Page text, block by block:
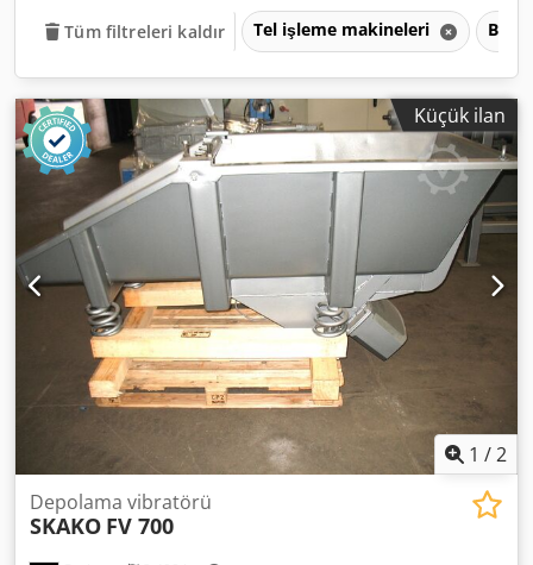
Tüm filtreleri kaldır Tel işleme makineleri
Küçük ilan
1 /2
Depolama vibratörü
SKAKO FV 700